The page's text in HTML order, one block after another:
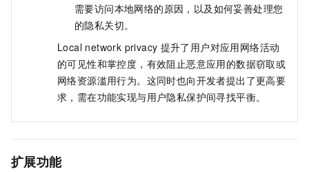
需要访问本地网络的原因，以及如何妥善处理您
的隐私关切。
Local network privacy 提升了用户对应用网络活动
的可见性和掌控度，有效阻止恶意应用的数据窃取或
网络资源滥用行为。这同时也向开发者提出了更高要
求，需在功能实现与用户隐私保护间寻找平衡。
扩展功能